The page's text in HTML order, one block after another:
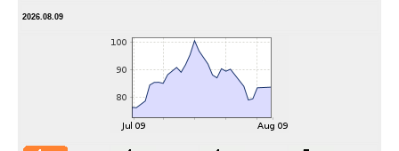
2026.08.09